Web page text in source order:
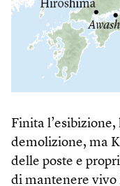
Finita
demolizione, ma
delle poste e
di mantenere vivo